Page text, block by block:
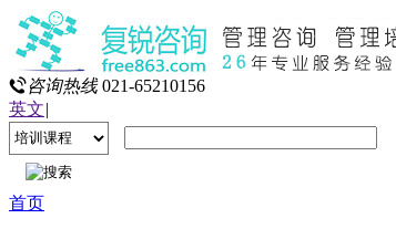
咨询热线 021-65210156
英文|
首页